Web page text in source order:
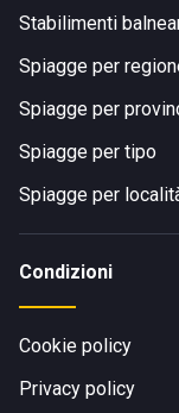
Stabilimenti
Spiagge per
Spiagge per
Spiagge per tipo
Spiagge per
Condizioni
Cookie policy
Privacy policy